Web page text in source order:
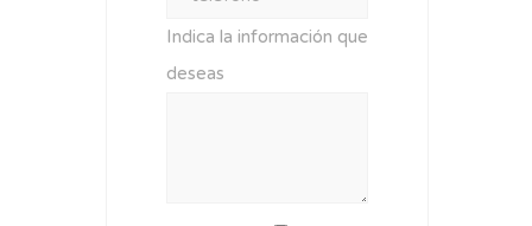
Indica la información que
deseas